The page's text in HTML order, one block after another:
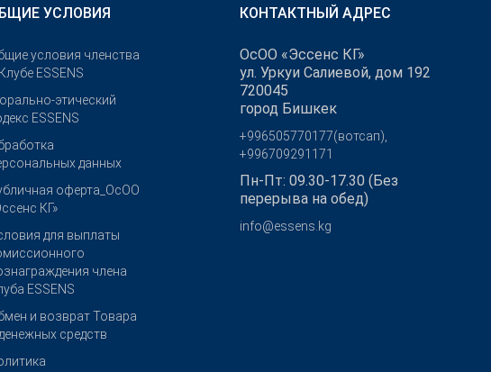
УСЛОВИЯ
условия членства
ESSENS
этический
ESSENS
данных
оферта_ОсОО
КГ»
для выплаты
члена
ESSENS
и возврат Товара
средств
КОНТАКТНЫЙ АДРЕС
ОсОО «Эссенс КГ»
ул. Уркуи Салиевой, дом 192
720045
город Бишкек
+996505770177(вотсап),
+996709291171
Пн-Пт: 09.30-17.30 (Без
перерыва на обед)
info@essens.kg